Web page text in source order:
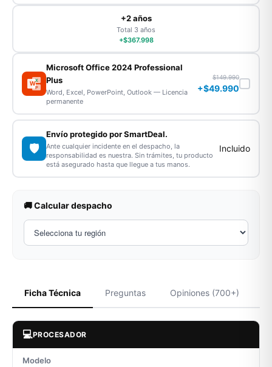
+2 años
Total 3 años
+$367.998
WX
P
Microsoft Office 2024 Professional
Plus
Word, Excel, PowerPoint, Outlook — Licencia
permanente
$149.990
+$49.990
🛡️
Envío protegido por SmartDeal.
Ante cualquier incidente en el despacho, la
responsabilidad es nuestra. Sin trámites, tu producto
está asegurado hasta que llegue a tus manos.
Incluido
🚚 Calcular despacho
Ficha Técnica Preguntas Opiniones (700+)
💻PROCESADOR
Modelo